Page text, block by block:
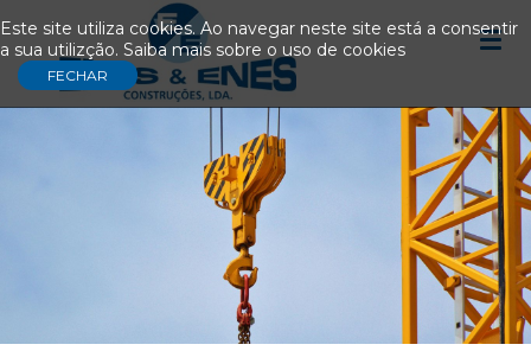
Este site utiliza cookies. Ao navegar neste site está a consentir
a sua utilizção. Saiba mais sobre o uso de cookies